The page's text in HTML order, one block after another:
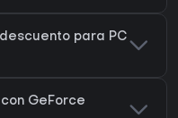
para PC
GeForce